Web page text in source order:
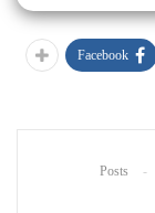
Facebook